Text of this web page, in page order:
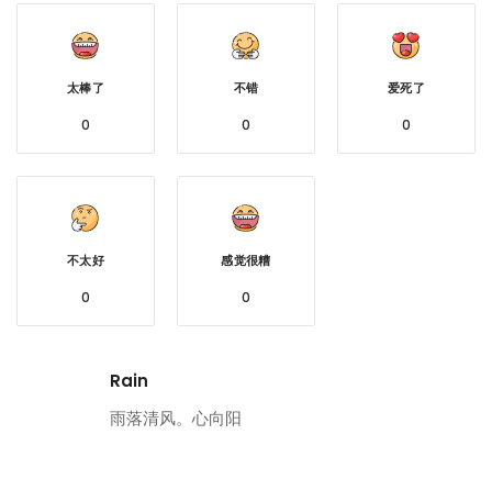
太棒了
0
不错
0
爱死了
0
不太好
0
感觉很糟
0
Rain
雨落清风。心向阳